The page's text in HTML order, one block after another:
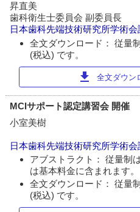
昇直美
歯科衛生士委員会 副委員長
日本歯科先端技術研究所学術会
全文ダウンロード： 従量
(税込) です。
download 全文ダウン
MCIサポート認定講習会 開催
小室美樹
日本歯科先端技術研究所学術会
アブストラクト： 従量制
は基本料金に含まれます。
全文ダウンロード： 従量
(税込) です。